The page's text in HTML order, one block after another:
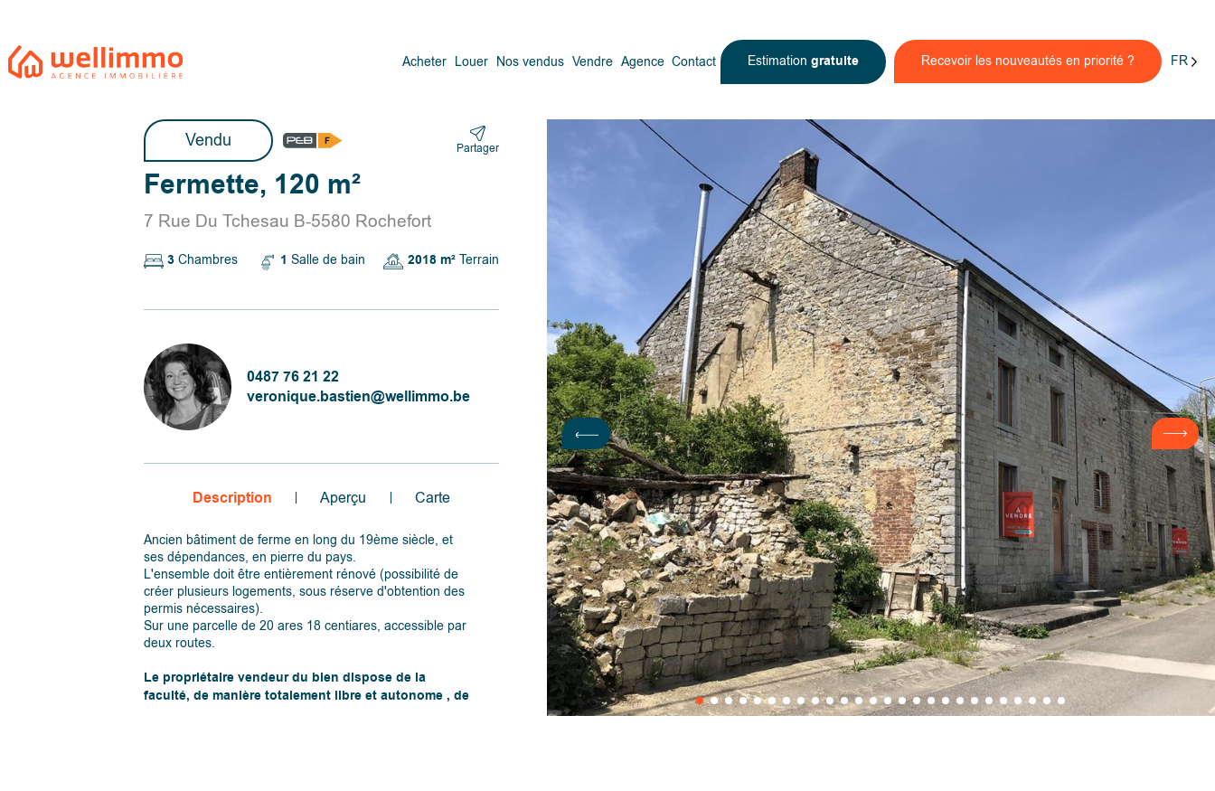
Acheter Louer Nos vendus Vendre Agence Contact Estimation gratuite Recevoir les nouveautés en priorité ? FR
Vendu Partager
Fermette, 120 m²
7 Rue Du Tchesau B-5580 Rochefort
3 Chambres 1 Salle de bain 2018 m²Terrain
0487 76 21 22
veronique.bastien@wellimmo.be
Description Aperçu Carte
Ancien bâtiment de ferme en long du 19ème siècle, et
ses dépendances, en pierre du pays.
L'ensemble doit être entièrement rénové (possibilité de
créer plusieurs logements, sous réserve d'obtention des
permis nécessaires).
Sur une parcelle de 20 ares 18 centiares, accessible par
deux routes.
Le propriétaire vendeur du bien dispose de la
faculté, de manière totalement libre et autonome , de